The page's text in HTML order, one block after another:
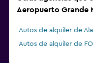
Aeropuerto Grande
Autos de alquiler de
Autos de alquiler de